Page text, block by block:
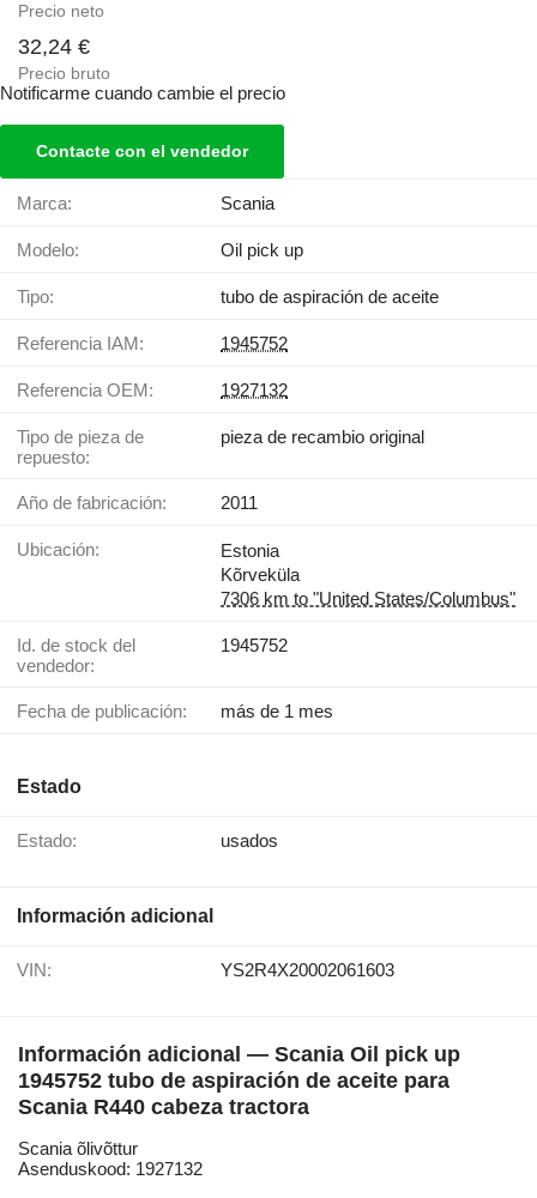
Precio neto
32,24 €
Precio bruto
Notificarme cuando cambie el precio
Contacte con el vendedor
Marca: Scania
Modelo: Oil pick up
Tipo: tubo de aspiración de aceite
Referencia IAM: 1945752
Referencia OEM: 1927132
Tipo de pieza de
repuesto:
pieza de recambio original
Año de fabricación: 2011
Ubicación:
Estonia
Kõrveküla
7306 km to "United States/Columbus"
Id. de stock del
vendedor:
1945752
Fecha de publicación: más de 1 mes
Estado
Estado: usados
Información adicional
VIN: YS2R4X20002061603
Información adicional — Scania Oil pick up
1945752 tubo de aspiración de aceite para
Scania R440 cabeza tractora
Scania õlivõttur
Asenduskood: 1927132